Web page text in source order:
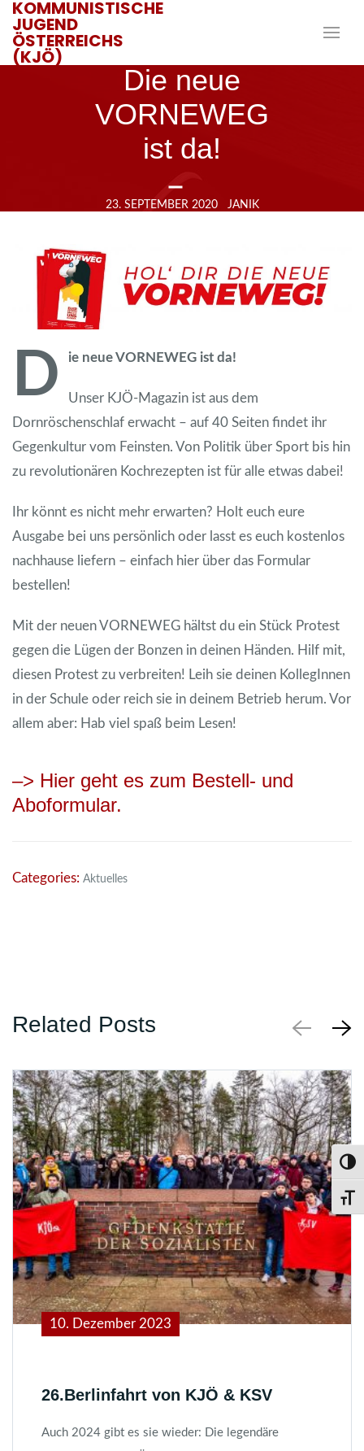
KOMMUNISTISCHE
JUGEND
ÖSTERREICHS
(KJÖ)
Die neue
VORNEWEG
ist da!
23. SEPTEMBER 2020 JANIK
D ie neue VORNEWEG ist da!
Unser KJÖ-Magazin ist aus dem
Dornröschenschlaf erwacht – auf 40 Seiten findet ihr
Gegenkultur vom Feinsten. Von Politik über Sport bis hin
zu revolutionären Kochrezepten ist für alle etwas dabei!
Ihr könnt es nicht mehr erwarten? Holt euch eure
Ausgabe bei uns persönlich oder lasst es euch kostenlos
nachhause liefern – einfach hier über das Formular
bestellen!
Mit der neuen VORNEWEG hältst du ein Stück Protest
gegen die Lügen der Bonzen in deinen Händen. Hilf mit,
diesen Protest zu verbreiten! Leih sie deinen KollegInnen
in der Schule oder reich sie in deinem Betrieb herum. Vor
allem aber: Hab viel spaß beim Lesen!
–> Hier geht es zum Bestell- und
Aboformular.
Categories: Aktuelles
Related Posts
10. Dezember 2023
26.Berlinfahrt von KJÖ & KSV
Auch 2024 gibt es sie wieder: Die legendäre